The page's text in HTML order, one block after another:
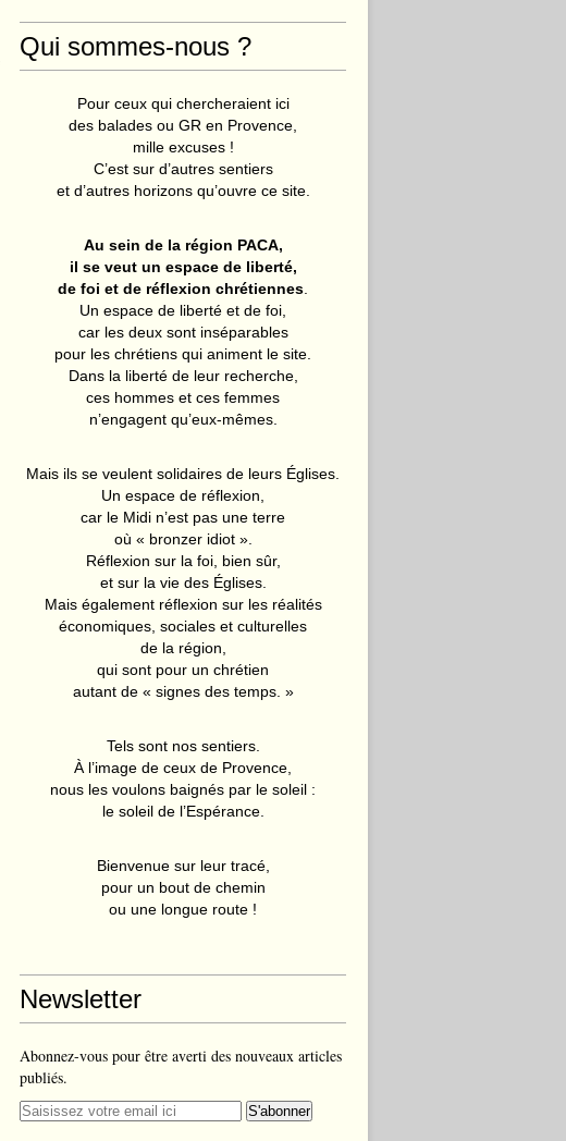
Qui sommes-nous ?
Pour ceux qui chercheraient ici
des balades ou GR en Provence,
mille excuses !
C’est sur d’autres sentiers
et d’autres horizons qu’ouvre ce site.
Au sein de la région PACA,
il se veut un espace de liberté,
de foi et de réflexion chrétiennes
Un espace de liberté et de foi,
car les deux sont inséparables
pour les chrétiens qui animent le site.
Dans la liberté de leur recherche,
ces hommes et ces femmes
n’engagent qu’eux-mêmes.
Mais ils se veulent solidaires de leurs Églises.
Un espace de réflexion,
car le Midi n’est pas une terre
où « bronzer idiot ».
Réflexion sur la foi, bien sûr,
et sur la vie des Églises.
Mais également réflexion sur les réalités
économiques, sociales et culturelles
de la région,
qui sont pour un chrétien
autant de « signes des temps. »
Tels sont nos sentiers.
À l’image de ceux de Provence,
nous les voulons baignés par le soleil :
le soleil de l’Espérance.
Bienvenue sur leur tracé,
pour un bout de chemin
ou une longue route !
Newsletter
Abonnez-vous pour être averti des nouveaux articles
publiés.